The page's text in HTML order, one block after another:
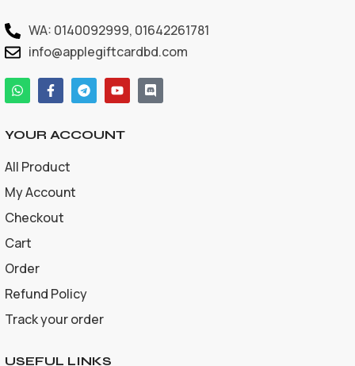
WA: 0140092999, 01642261781
info@applegiftcardbd.com
YOUR ACCOUNT
All Product
My Account
Checkout
Cart
Order
Refund Policy
Track your order
USEFUL LINKS